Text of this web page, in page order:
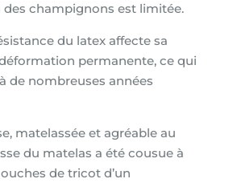
des champignons est limitée.
du latex affecte sa
permanente, ce qui
de nombreuses années
matelassée et agréable au
du matelas a été cousue à
de tricot d’un